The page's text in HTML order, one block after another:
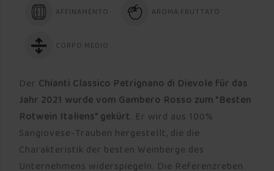
AFFINAMENTO AROMA FRUTTATO
CORPO MEDIO
Der Chianti Classico Petrignano di Dievole für das
Jahr 2021 wurde vom Gambero Rosso zum "Besten
Rotwein Italiens" gekürt. Er wird aus 100%
Sangiovese-Trauben hergestellt, die die
Charakteristik der besten Weinberge des
Unternehmens widerspiegeln. Die Referenzreben